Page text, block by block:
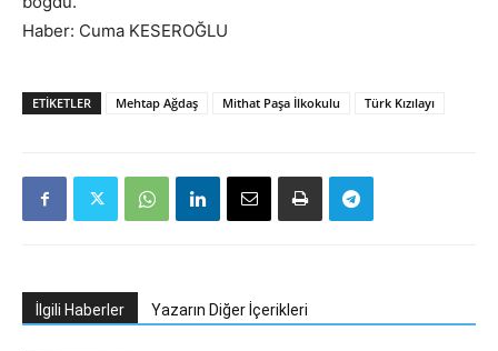
Haber: Cuma KESEROĞLU
ETIKETLER Mehtap Ağdaş Mithat Paşa İlkokulu Türk Kızılayı
İlgili Haberler Yazarın Diğer İçerikleri